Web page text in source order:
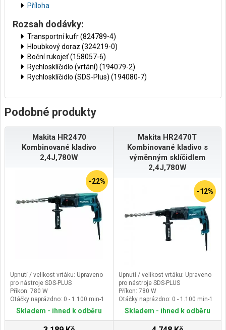
Příloha
Rozsah dodávky:
Transportní kufr (824789-4)
Hloubkový doraz (324219-0)
Boční rukojeť (158057-6)
Rychlosklíčidlo (vrtání) (194079-2)
Rychlosklíčidlo (SDS-Plus) (194080-7)
Podobné produkty
Makita HR2470
Kombinované kladivo
2,4J,780W
-22%
Upnutí / velikost vrtáku: Upraveno
pro nástroje SDS-PLUS
Příkon: 780 W
Otáčky naprázdno: 0 - 1.100 min-1
Počet úderů naprázdno: 0 - 4.500
min-1
Skladem - ihned k odběru
Makita HR2470T
Kombinované kladivo s
výměnným sklíčidlem
2,4J,780W
-12%
Upnutí / velikost vrtáku: Upraveno
pro nástroje SDS-PLUS
Příkon: 780 W
Otáčky naprázdno: 0 - 1.100 min-1
Počet úderů naprázdno: 0 - 4.500
min-1
Skladem - ihned k odběru